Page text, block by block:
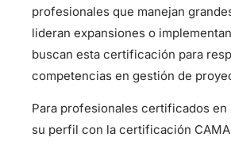
profesionales que manejan
lideran expansiones o
buscan esta certificación para
competencias en gestión de
Para profesionales certificados en
su perfil con la certificación